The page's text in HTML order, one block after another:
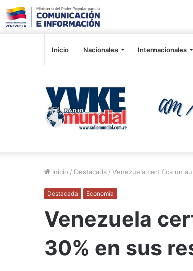
Inicio Nacionales Internacionales
Inicio / Destacada / Venezuela certifica un
Destacada Economía
Venezuela
30% en sus